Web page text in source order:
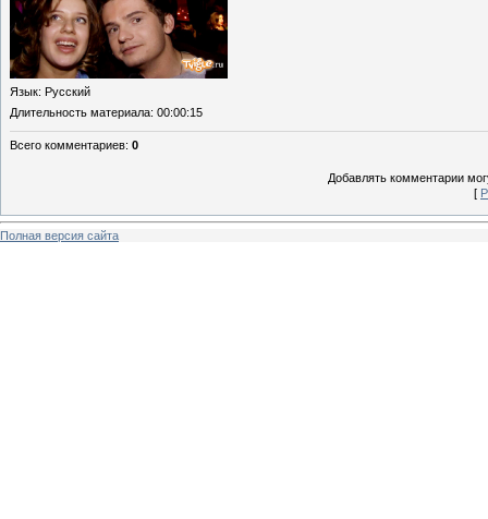
Язык: Русский
Длительность материала: 00:00:15
Всего комментариев: 0
Добавлять комментарии
[
Полная версия сайта